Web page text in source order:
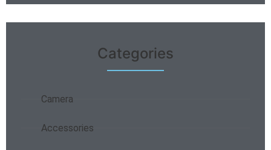
Categories
Camera
Accessories